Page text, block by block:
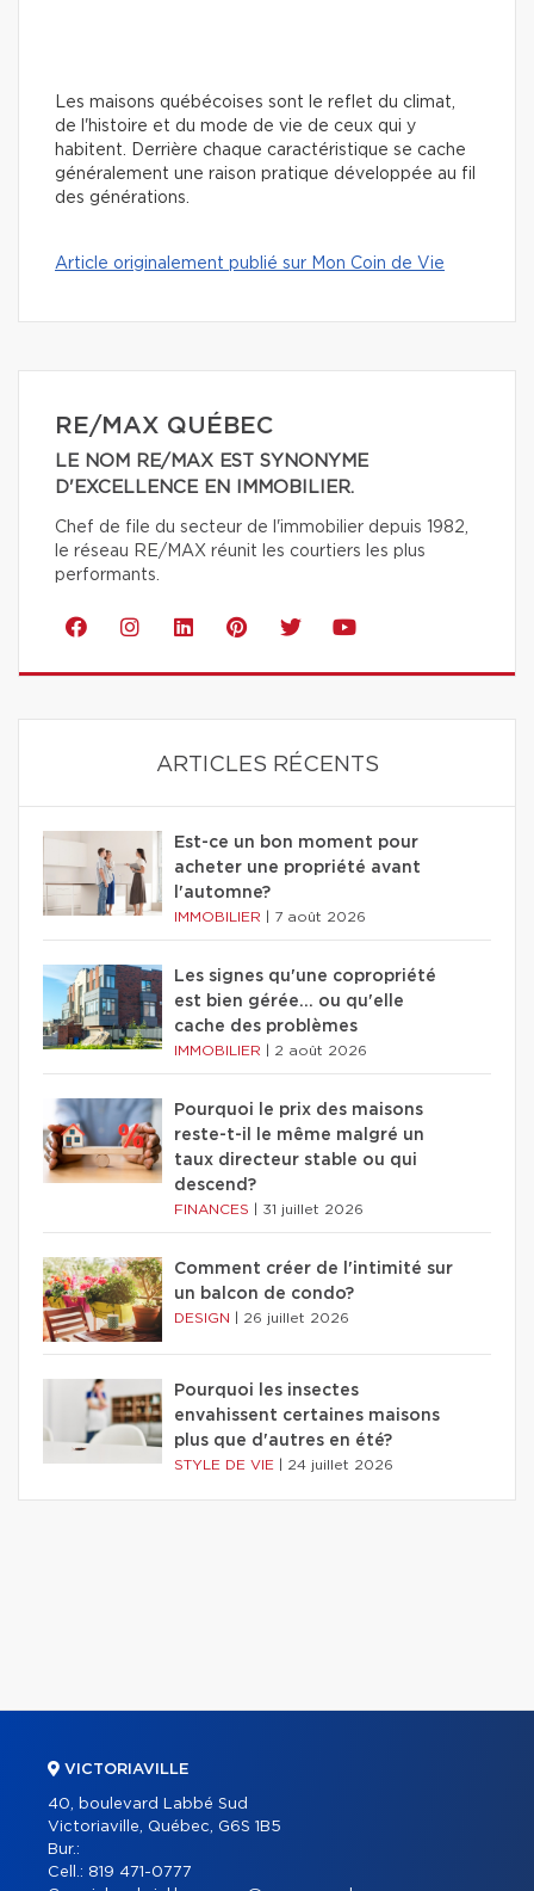
Les maisons québécoises sont le reflet du climat,
de l'histoire et du mode de vie de ceux qui y
habitent. Derrière chaque caractéristique se cache
généralement une raison pratique développée au fil
des générations.
Article originalement publié sur Mon Coin de Vie
RE/MAX QUÉBEC
LE NOM RE/MAX EST SYNONYME
D'EXCELLENCE EN IMMOBILIER.
Chef de file du secteur de l'immobilier depuis 1982,
le réseau RE/MAX réunit les courtiers les plus
performants.
ARTICLES RÉCENTS
Est-ce un bon moment pour
acheter une propriété avant
l'automne?
IMMOBILIER 7 août 2026
Les signes qu'une copropriété
est bien gérée… ou qu'elle
cache des problèmes
IMMOBILIER 2 août 2026
Pourquoi le prix des maisons
reste-t-il le même malgré un
taux directeur stable ou qui
descend?
FINANCES 31 juillet 2026
Comment créer de l'intimité sur
un balcon de condo?
DESIGN 26 juillet 2026
Pourquoi les insectes
envahissent certaines maisons
plus que d'autres en été?
STYLE DE VIE 24 juillet 2026
VICTORIAVILLE
40, boulevard Labbé Sud
Victoriaville, Québec, G6S 1B5
Bur.:
Cell.: 819 471-0777